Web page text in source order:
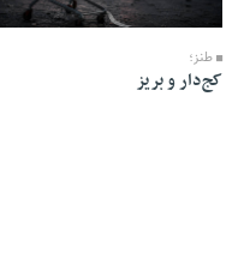
طنز؛
کج‌دار و بریز